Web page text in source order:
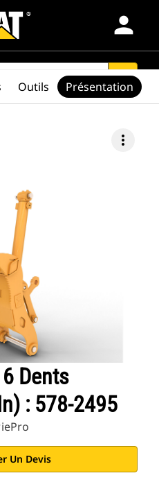
person
search
more_vert
Dents
: 578-2495
Un Devis
Outils Présentation